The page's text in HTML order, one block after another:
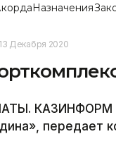
Назначения
Декабря 2020
КАЗИНФОРМ -
передает